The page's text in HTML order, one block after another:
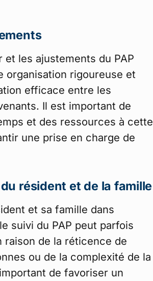
et les ajustements du PAP
organisation rigoureuse et
efficace entre les
Il est important de
et des ressources à cette
une prise en charge de
résident et de la famille
et sa famille dans
suivi du PAP peut parfois
de la réticence de
ou de la complexité de la
de favoriser un